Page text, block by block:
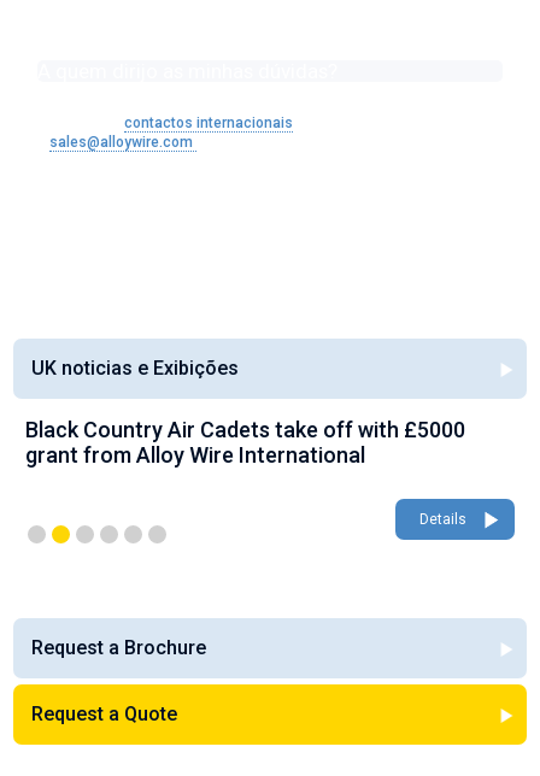
aceda aoscontactos internacionais
sales@alloywire.com
UK noticias e Exibições
Black Country Air Cadets take off with £5000
grant from Alloy Wire International
Details
Request a Brochure
Request a Quote